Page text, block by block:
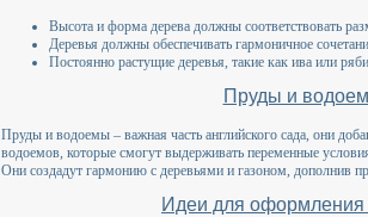
Высота и форма дерева должны соответствовать
Деревья должны обеспечивать гармоничное
Постоянно растущие деревья, такие как ива или
Пруды и
Пруды и водоемы – важная часть английского сада, они
водоемов, которые смогут выдерживать переменные
Они создадут гармонию с деревьями и газоном, дополнив
Идеи для оформления